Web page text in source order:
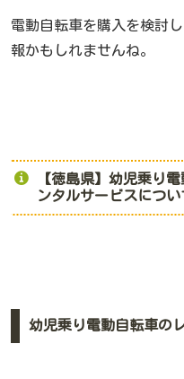
電動自転車を購入を検討
報かもしれませんね。
【徳島県】幼児乗り
ンタルサービスについ
幼児乗り電動自転車の